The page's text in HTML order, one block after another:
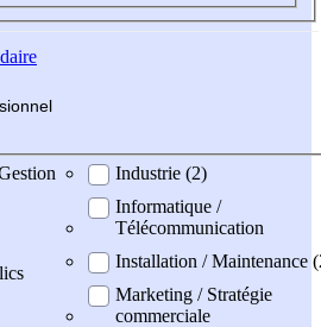
Industrie (2)
Informatique /
Télécommunication
Installation / Maintenance
Marketing / Stratégie
commerciale